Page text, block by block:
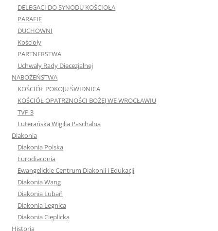
DELEGACI DO SYNODU KOŚCIOŁA
PARAFIE
DUCHOWNI
Kościoły
PARTNERSTWA
Uchwały Rady Diecezjalnej
NABOŻEŃSTWA
KOŚCIÓŁ POKOJU ŚWIDNICA
KOŚCIÓŁ OPATRZNOŚCI BOŻEJ WE WROCŁAWIU
TVP 3
Luterańska Wigilia Paschalna
Diakonia
Diakonia Polska
Eurodiaconia
Ewangelickie Centrum Diakonii i Edukacji
Diakonia Wang
Diakonia Lubań
Diakonia Legnica
Diakonia Cieplicka
Historia